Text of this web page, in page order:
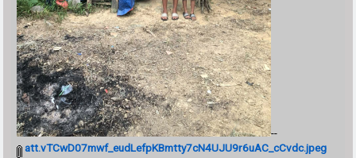
--
att.vTCwD07mwf_eudLefpKBmtty7cN4UJU9r6uAC_cCvdc.jpeg